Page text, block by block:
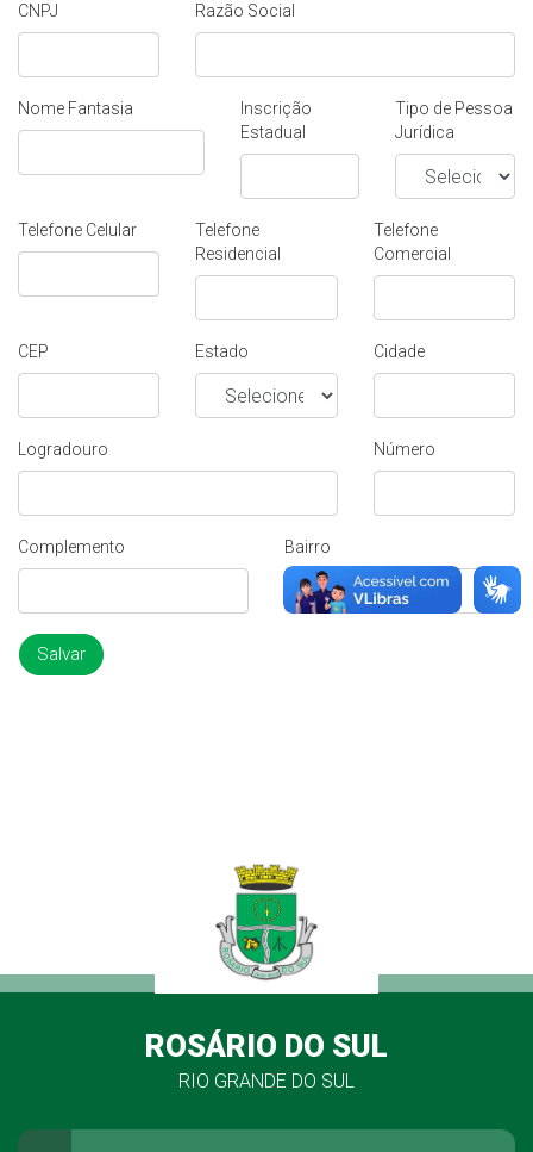
CNPJ Razão Social
Nome Fantasia
Inscrição
Estadual
Tipo de Pessoa
Jurídica
Telefone Celular
Telefone
Residencial
Telefone
Comercial
CEP Estado Cidade
Logradouro Número
Complemento Bairro
Salvar
ROSÁRIO DO SUL
RIO GRANDE DO SUL